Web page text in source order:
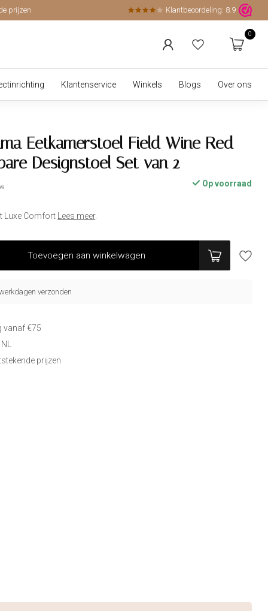
prijzen Klantbeoordeling: 8.9
0
Klantenservice Winkels Blogs Over ons
Eetkamerstoel Field Wine Red
Designstoel Set van 2
Op voorraad
Luxe Comfort Lees meer.
Toevoegen aan winkelwagen
verzonden
vanaf €75
prijzen